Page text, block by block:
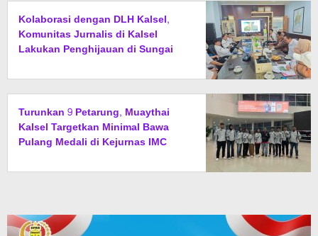
Kolaborasi dengan DLH Kalsel,
Komunitas Jurnalis di Kalsel
Lakukan Penghijauan di Sungai
Turunkan 9 Petarung, Muaythai
Kalsel Targetkan Minimal Bawa
Pulang Medali di Kejurnas IMC